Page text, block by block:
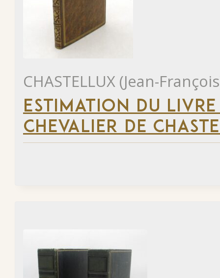
CHASTELLUX (Jean-
ESTIMATION DU
CHEVALIER DE